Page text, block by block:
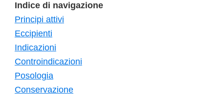
Indice di navigazione
Principi attivi
Eccipienti
Indicazioni
Controindicazioni
Posologia
Conservazione